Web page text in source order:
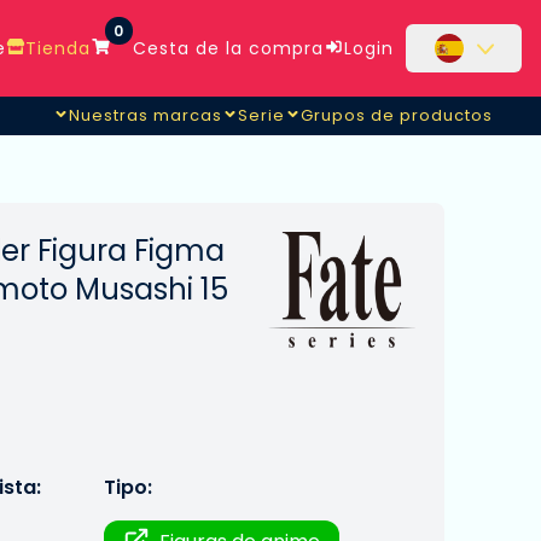
Tienda
0
Cesta de la compra Login
Nuestras marcas Serie Grupos de productos
Figura Figma
Musashi 15
Tipo: